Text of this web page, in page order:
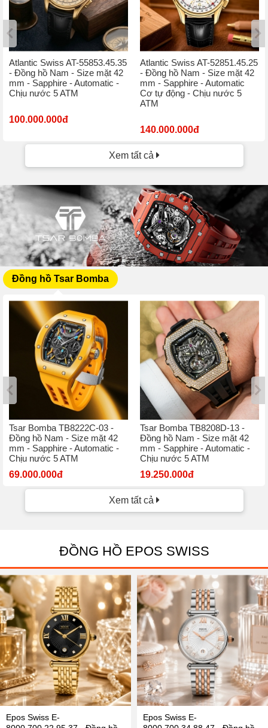
Atlantic Swiss AT-55853.45.35
- Đồng hồ Nam - Size mặt 42
mm - Sapphire - Automatic -
Chịu nước 5 ATM
100.000.000đ
Atlantic Swiss AT-52851.45.25
- Đồng hồ Nam - Size mặt 42
mm - Sapphire - Automatic
Cơ tự động - Chịu nước 5
ATM
140.000.000đ
Xem tất cả
Đồng hồ Tsar Bomba
Tsar Bomba TB8222C-03 -
Đồng hồ Nam - Size mặt 42
mm - Sapphire - Automatic -
Chịu nước 5 ATM
69.000.000đ
Tsar Bomba TB8208D-13 -
Đồng hồ Nam - Size mặt 42
mm - Sapphire - Automatic -
Chịu nước 5 ATM
19.250.000đ
Xem tất cả
ĐỒNG HỒ EPOS SWISS
Epos Swiss E-
Epos Swiss E-